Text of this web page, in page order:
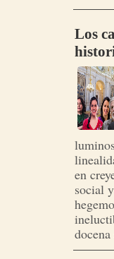
Los
en
social